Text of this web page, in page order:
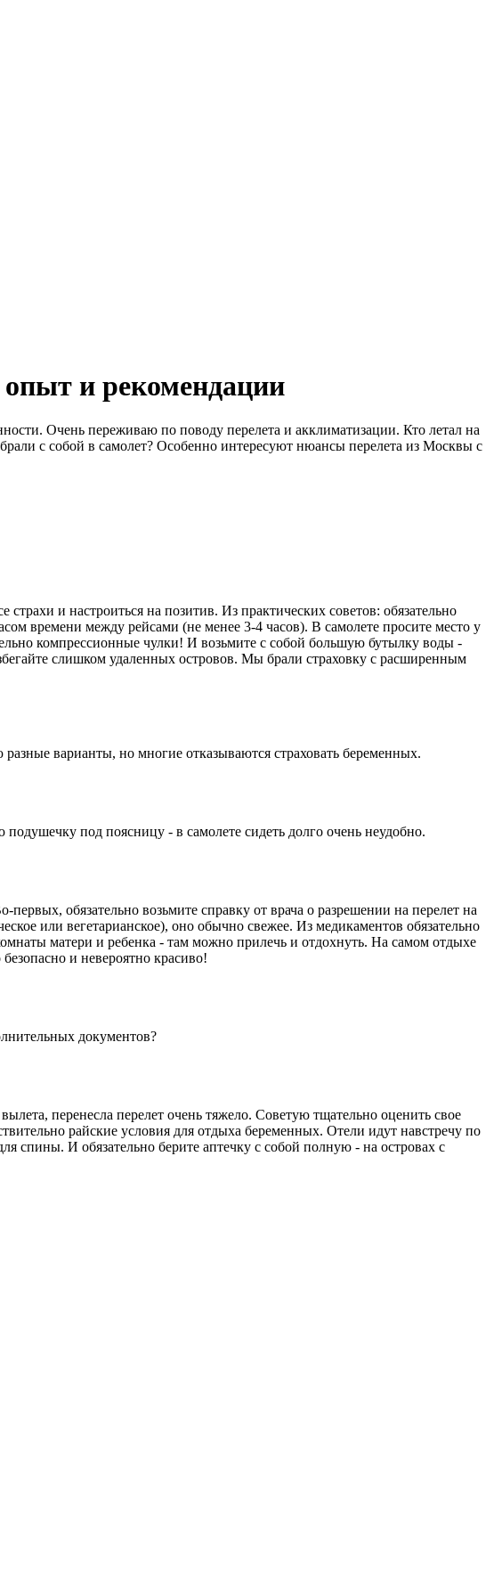
и рекомендации
Очень переживаю по поводу перелета и акклиматизации. Кто летал на
с собой в самолет? Особенно интересуют нюансы перелета из Москвы с
и настроиться на позитив. Из практических советов: обязательно
времени между рейсами (не менее 3-4 часов). В самолете просите место у
компрессионные чулки! И возьмите с собой большую бутылку воды -
слишком удаленных островов. Мы брали страховку с расширенным
варианты, но многие отказываются страховать беременных.
под поясницу - в самолете сидеть долго очень неудобно.
обязательно возьмите справку от врача о разрешении на перелет на
или вегетарианское), оно обычно свежее. Из медикаментов обязательно
матери и ребенка - там можно прилечь и отдохнуть. На самом отдыхе
и невероятно красиво!
документов?
перенесла перелет очень тяжело. Советую тщательно оценить свое
райские условия для отдыха беременных. Отели идут навстречу по
спины. И обязательно берите аптечку с собой полную - на островах с